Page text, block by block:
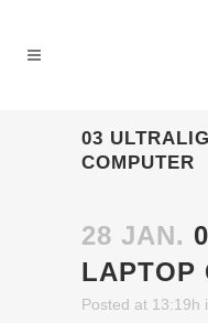
03
COMPUTER
28 JAN.
LAPTOP
Posted at 13:19h